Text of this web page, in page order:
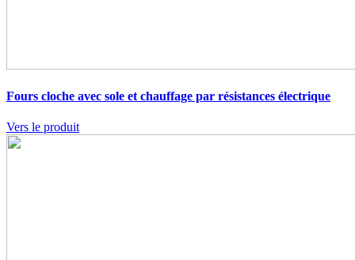
Fours cloche avec sole et chauffage par résistances électrique
Vers le produit